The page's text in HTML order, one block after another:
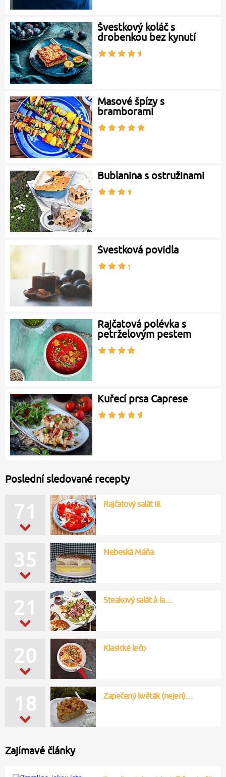
Švestkový koláč s
drobenkou bez kynutí
Masové špízy s
bramborami
Bublanina s ostružinami
Švestková povidla
Rajčatová polévka s
petrželovým pestem
Kuřecí prsa Caprese
Poslední sledované recepty
71 Rajčatový salát III.
35 Nebeská Máňa
21 Steakový salát à la…
20 Klasické lečo
18 Zapečený květák (nejen)…
Zajímavé články